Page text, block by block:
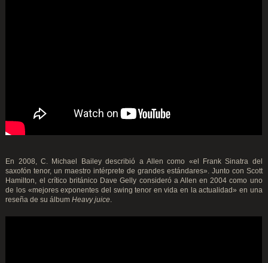
En 2008, C. Michael Bailey describió a Allen como «el Frank Sinatra del
saxofón tenor, un maestro intérprete de grandes estándares». Junto con Scott
Hamilton, el crítico británico Dave Gelly consideró a Allen en 2004 como uno
de los «mejores exponentes del swing tenor en vida en la actualidad» en una
reseña de su álbumHeavy juice.